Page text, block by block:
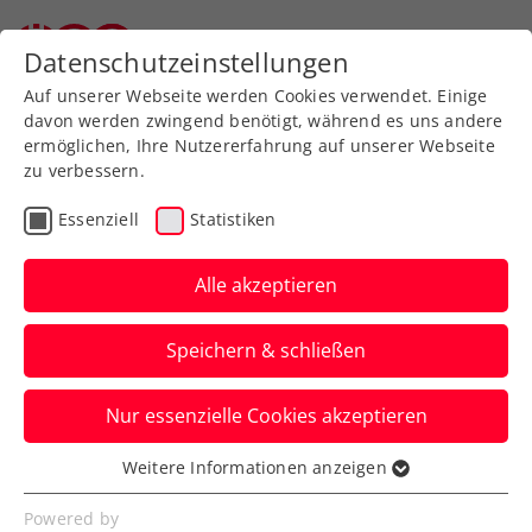
Zurück zur Newsübersicht
Senioren
Super-Senioren-Team-
WM: Herren 70+ starten
mit klarem Sieg
Österreichs Damenmannschaft 65+ hat
den ersten Aufritt im US-Bundesstaat
Florida hingegen noch vor sich.
Verfasst von: Edi Glasner / Redaktion, 25.04.2022
Datenschutzeinstellungen
Auf unserer Webseite werden Cookies verwendet. Einige
davon werden zwingend benötigt, während es uns andere
ermöglichen, Ihre Nutzererfahrung auf unserer Webseite
zu verbessern.
Essenziell Statistiken
Alle akzeptieren
Speichern & schließen
Nur essenzielle Cookies akzeptieren
Essenziell
Essenzielle Cookies werden für grundlegende
Weitere Informationen anzeigen
Powered by